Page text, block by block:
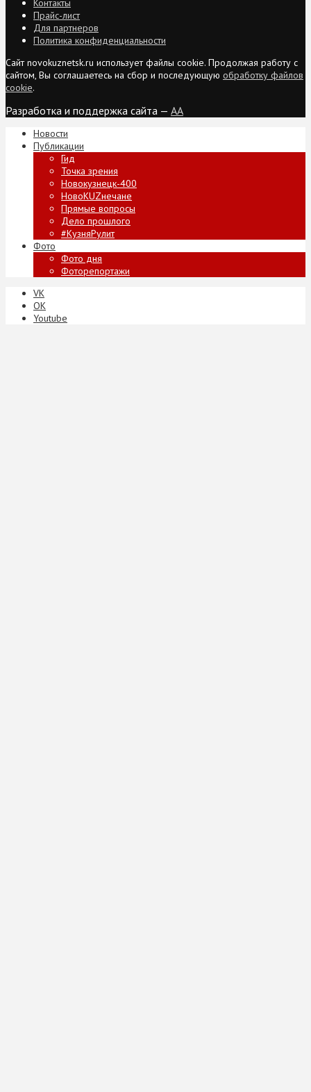
Контакты
Прайс-лист
Для партнеров
Политика конфиденциальности
Сайт novokuznetsk.ru использует файлы cookie. Продолжая работу с
сайтом, Вы соглашаетесь на сбор и последующую обработку файлов
cookie.
Разработка и поддержка сайта — AA
Новости
Публикации
Гид
Точка зрения
Новокузнецк-400
НовоKUZнечане
Прямые вопросы
Дело прошлого
#КузняРулит
Фото
Фото дня
Фоторепортажи
VK
ОК
Youtube